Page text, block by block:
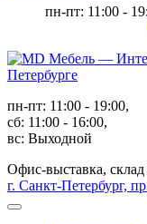
пн-пт: 11:00 -
пн-пт: 11:00 - 19:00,
сб: 11:00 - 16:00,
вс: Выходной
Офис-выставка, склад
г. Санкт-Петербург,